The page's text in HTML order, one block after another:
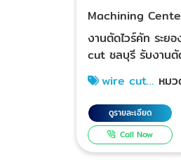
ระยอง
Machining
Rayong
งานตัดไวร์คัท ระย
cut ชลบุรี รับงานตัดไวร์คัทแม่
พิมพ์ปั๊มโลหะพั๊นซ์แล
ไวร์คัทขึ้นรูปชิ้นงาน
แบบวาดและตามตัว
เหล็กหนาได้สูงสุด
ตัดเหล็กชิ้นงานได้ก
mm., ยาว 300
wire cut
หม
จ้า
กลึง
ดูรายละเอียด
Call Now